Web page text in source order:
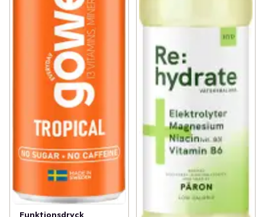
Funktionsdryck